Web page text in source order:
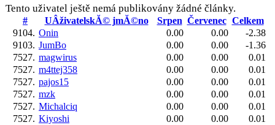
Tento uživatel ještě nemá publikovány žádné články.
# UÂživatelskĂ© jmĂ©no Srpen Červenec Celkem
9104. Onin 0.00 0.00
-2.38
9103. JumBo 0.00 0.00
-1.36
7527. magwirus 0.00 0.00
0.01
7527. m4ttej358 0.00 0.00
0.01
7527. pajos15 0.00 0.00
0.01
7527. mzk 0.00 0.00
0.01
7527. Michalciq 0.00 0.00
0.01
7527. Kiyoshi 0.00 0.00
0.01